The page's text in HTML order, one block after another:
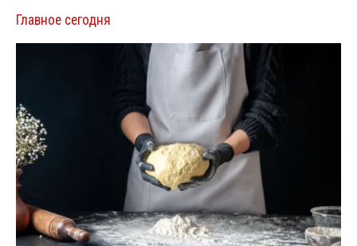
Главное сегодня